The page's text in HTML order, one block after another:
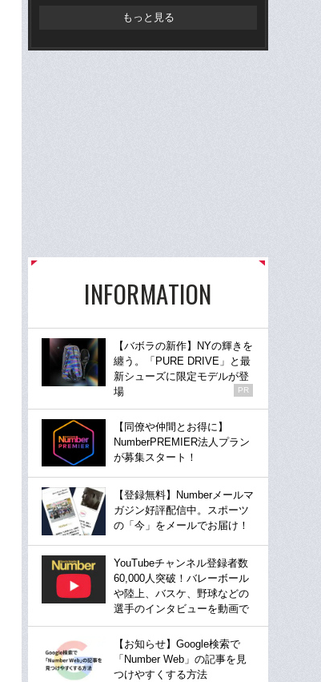
もっと見る
INFORMATION
【バボラの新作】NYの輝きを
纏う。「PURE DRIVE」と最
新シューズに限定モデルが登
場
PR
【同僚や仲間とお得に】
NumberPREMIER法人プラン
が募集スタート！
【登録無料】Numberメールマ
ガジン好評配信中。スポーツ
の「今」をメールでお届け！
YouTubeチャンネル登録者数
60,000人突破！バレーボール
や陸上、バスケ、野球などの
選手のインタビューを動画で
【お知らせ】Google検索で
「Number Web」の記事を見
つけやすくする方法